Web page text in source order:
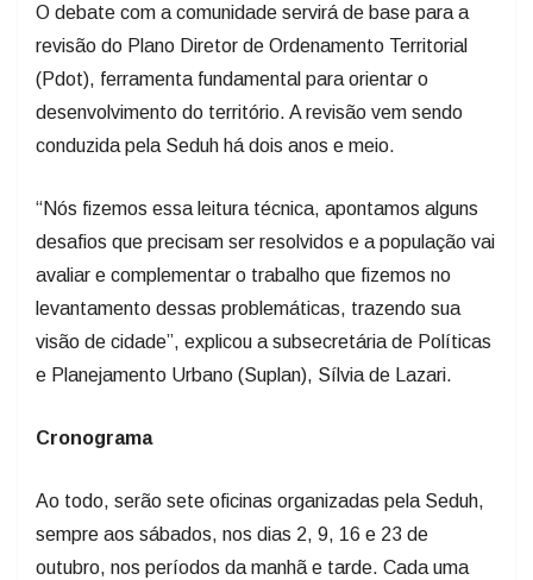
O debate com a comunidade servirá de base para a
revisão do Plano Diretor de Ordenamento Territorial
(Pdot), ferramenta fundamental para orientar o
desenvolvimento do território. A revisão vem sendo
conduzida pela Seduh há dois anos e meio.
“Nós fizemos essa leitura técnica, apontamos alguns
desafios que precisam ser resolvidos e a população vai
avaliar e complementar o trabalho que fizemos no
levantamento dessas problemáticas, trazendo sua
visão de cidade”, explicou a subsecretária de Políticas
e Planejamento Urbano (Suplan), Sílvia de Lazari.
Cronograma
Ao todo, serão sete oficinas organizadas pela Seduh,
sempre aos sábados, nos dias 2, 9, 16 e 23 de
outubro, nos períodos da manhã e tarde. Cada uma